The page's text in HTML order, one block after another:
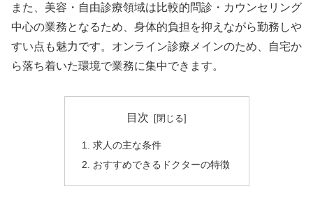
また、美容・自由診療領域は比較的問診・カウンセリング
中心の業務となるため、身体的負担を抑えながら勤務しや
すい点も魅力です。オンライン診療メインのため、自宅か
ら落ち着いた環境で業務に集中できます。
目次
求人の主な条件
おすすめできるドクターの特徴